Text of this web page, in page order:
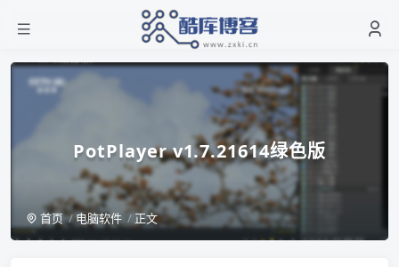
PotPlayer v1.7.21614绿色版
首页 电脑软件 正文